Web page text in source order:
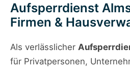
Aufsperrdienst
Firmen &
Als verlässlicher
für Privatpersonen,